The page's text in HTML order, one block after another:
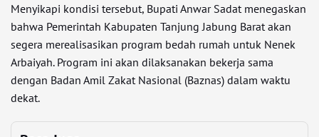
Menyikapi kondisi tersebut, Bupati Anwar Sadat menegaskan
bahwa Pemerintah Kabupaten Tanjung Jabung Barat akan
segera merealisasikan program bedah rumah untuk Nenek
Arbaiyah. Program ini akan dilaksanakan bekerja sama
dengan Badan Amil Zakat Nasional (Baznas) dalam waktu
dekat.